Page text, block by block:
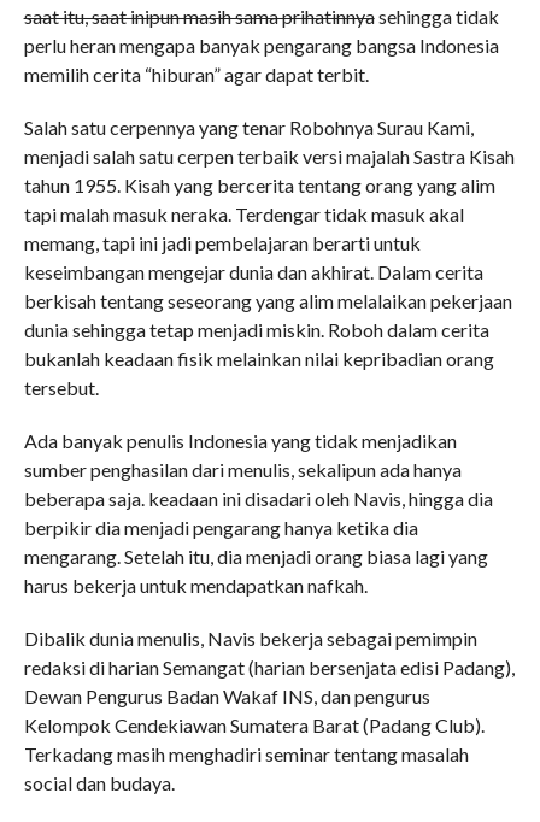
saat itu, saat inipun masih sama prihatinnyasehingga tidak
perlu heran mengapa banyak pengarang bangsa Indonesia
memilih cerita “hiburan” agar dapat terbit.
Salah satu cerpennya yang tenar Robohnya Surau Kami,
menjadi salah satu cerpen terbaik versi majalah Sastra Kisah
tahun 1955. Kisah yang bercerita tentang orang yang alim
tapi malah masuk neraka. Terdengar tidak masuk akal
memang, tapi ini jadi pembelajaran berarti untuk
keseimbangan mengejar dunia dan akhirat. Dalam cerita
berkisah tentang seseorang yang alim melalaikan pekerjaan
dunia sehingga tetap menjadi miskin. Roboh dalam cerita
bukanlah keadaan fisik melainkan nilai kepribadian orang
tersebut.
Ada banyak penulis Indonesia yang tidak menjadikan
sumber penghasilan dari menulis, sekalipun ada hanya
beberapa saja. keadaan ini disadari oleh Navis, hingga dia
berpikir dia menjadi pengarang hanya ketika dia
mengarang. Setelah itu, dia menjadi orang biasa lagi yang
harus bekerja untuk mendapatkan nafkah.
Dibalik dunia menulis, Navis bekerja sebagai pemimpin
redaksi di harian Semangat (harian bersenjata edisi Padang),
Dewan Pengurus Badan Wakaf INS, dan pengurus
Kelompok Cendekiawan Sumatera Barat (Padang Club).
Terkadang masih menghadiri seminar tentang masalah
social dan budaya.